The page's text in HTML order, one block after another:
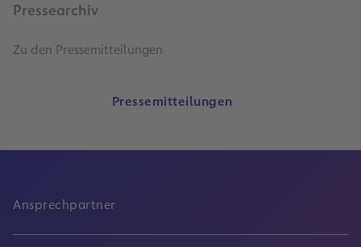
Pressearchiv
Zu den Pressemitteilungen
Pressemitteilungen
Ansprechpartner